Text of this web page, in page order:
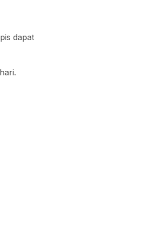
dapat